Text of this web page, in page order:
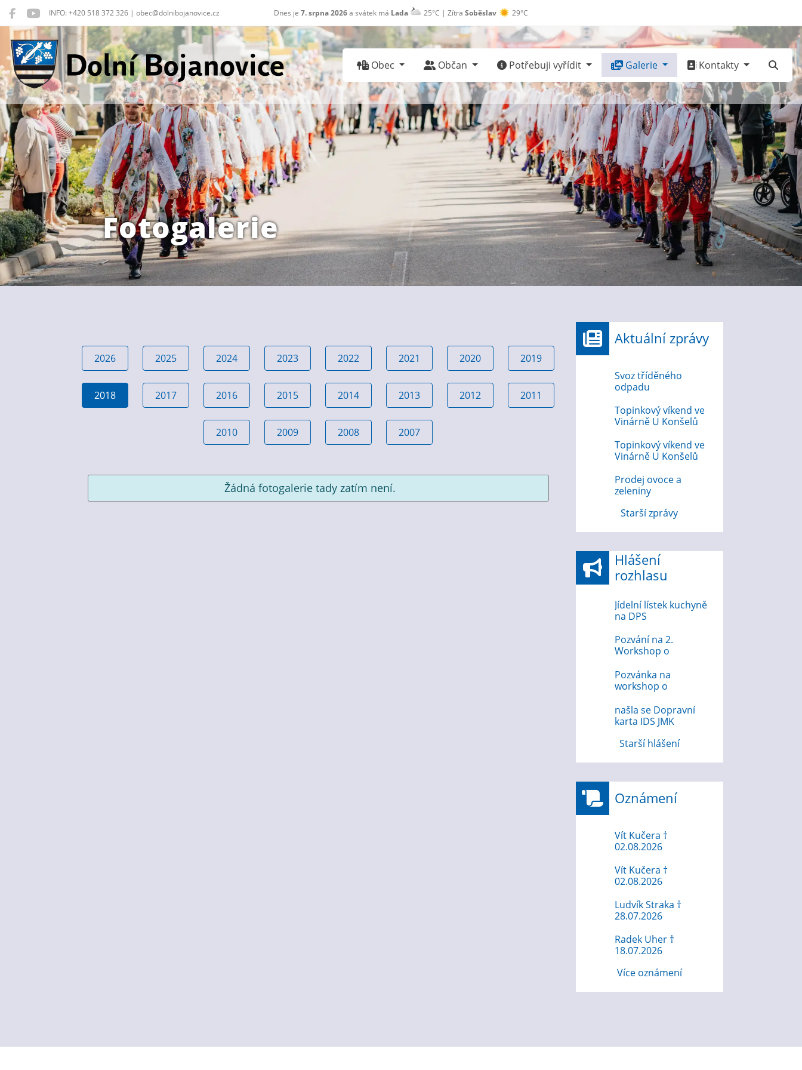
INFO: +420 518 372 326 | obec@dolnibojanovice.cz Dnes je 7. srpna 2026a svátek má Lada 25°C | Zítra Soběslav 29°C
Dolní Bojanovice
Obec Občan Potřebuji vyřídit Galerie Kontakty
Fotogalerie
2026 2025 2024 2023 2022 2021 2020 2019
2018 2017 2016 2015 2014 2013 2012 2011
2010 2009 2008 2007
Žádná fotogalerie tady zatím není.
Aktuální zprávy
Svoz tříděného
odpadu
Topinkový víkend ve
Vinárně U Konšelů
Topinkový víkend ve
Vinárně U Konšelů
Prodej ovoce a
zeleniny
Starší zprávy
Hlášení
rozhlasu
Jídelní lístek kuchyně
na DPS
Pozvání na 2.
Workshop o
internetu
Pozvánka na
workshop o
internetu 12.8.2026
našla se Dopravní
karta IDS JMK
Starší hlášení
Oznámení
Vít Kučera †
02.08.2026
Vít Kučera †
02.08.2026
Ludvík Straka †
28.07.2026
Radek Uher †
18.07.2026
Více oznámení